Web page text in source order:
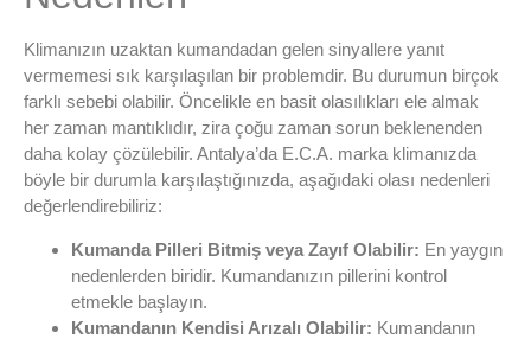
Klimanızın uzaktan kumandadan gelen sinyallere yanıt
vermemesi sık karşılaşılan bir problemdir. Bu durumun birçok
farklı sebebi olabilir. Öncelikle en basit olasılıkları ele almak
her zaman mantıklıdır, zira çoğu zaman sorun beklenenden
daha kolay çözülebilir. Antalya’da E.C.A. marka klimanızda
böyle bir durumla karşılaştığınızda, aşağıdaki olası nedenleri
değerlendirebiliriz:
Kumanda Pilleri Bitmiş veya Zayıf Olabilir: En yaygın
nedenlerden biridir. Kumandanızın pillerini kontrol
etmekle başlayın.
Kumandanın Kendisi Arızalı Olabilir: Kumandanın